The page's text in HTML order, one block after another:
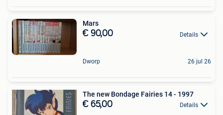
Mars
€ 90,00 Details
Dworp 26 jul 26
The new Bondage Fairies 14 - 1997
€ 65,00 Details